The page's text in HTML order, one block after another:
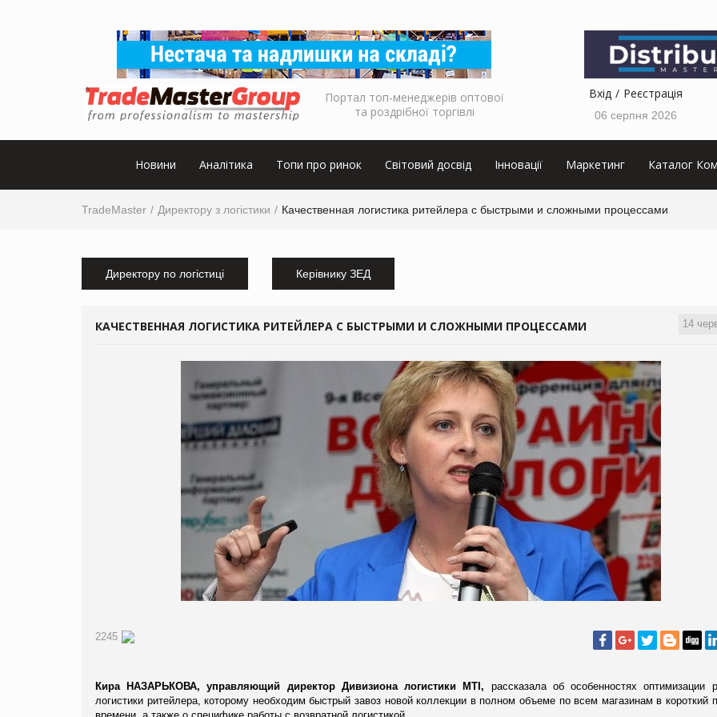
Портал топ-менеджерів оптової
та роздрібної торгівлі
Вхід Реєстрація
06 серпня 2026
Новини Аналітика Топи про ринок Світовий досвід Інновації Маркетинг Каталог
TradeMaster Директору з логістики Качественная логистика ритейлера с быстрыми и сложными процессами
Директору по логістиці Керівнику ЗЕД
14
КАЧЕСТВЕННАЯ ЛОГИСТИКА РИТЕЙЛЕРА С БЫСТРЫМИ И СЛОЖНЫМИ ПРОЦЕССАМИ
2245
Кира НАЗАРЬКОВА,управляющий директор Дивизиона логистики МТІ, рассказала об особенностях оптимизации
логистики ритейлера, которому необходим быстрый завоз новой коллекции в полном объеме по всем магазинам в короткий